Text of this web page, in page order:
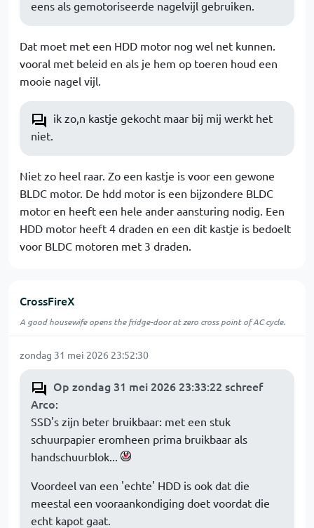
eens als gemotoriseerde nagelvijl gebruiken.
Dat moet met een HDD motor nog wel net kunnen.
vooral met beleid en als je hem op toeren houd een
mooie nagel vijl.
ik zo,n kastje gekocht maar bij mij werkt het
niet.
Niet zo heel raar. Zo een kastje is voor een gewone
BLDC motor. De hdd motor is een bijzondere BLDC
motor en heeft een hele ander aansturing nodig. Een
HDD motor heeft 4 draden en een dit kastje is bedoelt
voor BLDC motoren met 3 draden.
CrossFireX
A good housewife opens the fridge-door at zero cross point of AC cycle.
zondag 31 mei 2026 23:52:30
Op zondag 31 mei 2026 23:33:22 schreef
Arco:
SSD's zijn beter bruikbaar: met een stuk
schuurpapier eromheen prima bruikbaar als
handschuurblok...
Voordeel van een 'echte' HDD is ook dat die
meestal een vooraankondiging doet voordat die
echt kapot gaat.